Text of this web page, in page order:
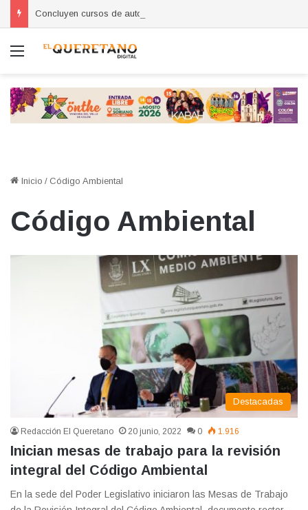
Menú
Inicio / Código Ambiental
Código Ambiental
Destacadas
Redacción El Queretano 20 junio, 2022 0 1.916
Inician mesas de trabajo para la revisión
integral del Código Ambiental
En la sede del Poder Legislativo iniciaron las Mesas de Trabajo